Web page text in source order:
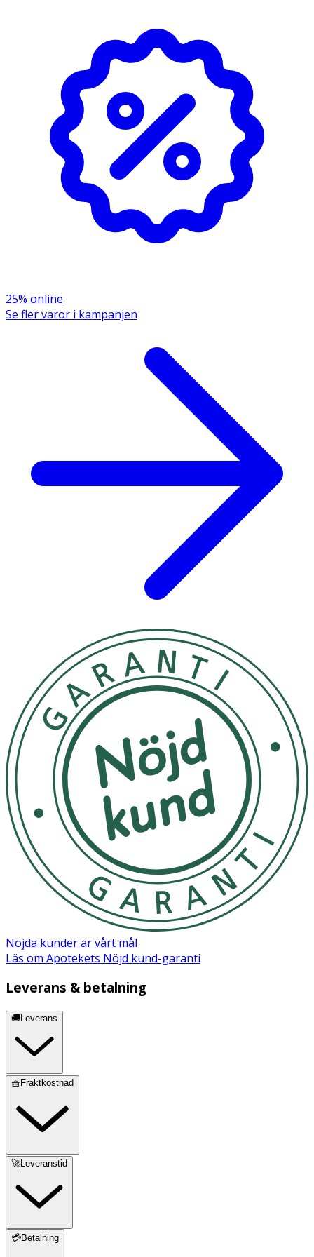
100 % ekologisk bomull
25% online
Se fler varor i kampanjen
Nöjda kunder är vårt mål
Läs om Apotekets Nöjd kund-garanti
Leverans & betalning
🚚Leverans
🧺Fraktkostnad
🚀Leveranstid
💳Betalning